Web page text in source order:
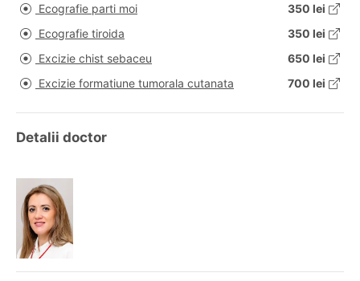
Ecografie parti moi
350 lei
Ecografie tiroida
350 lei
Excizie chist sebaceu
650 lei
Excizie formatiune tumorala cutanata
700 lei
Detalii doctor